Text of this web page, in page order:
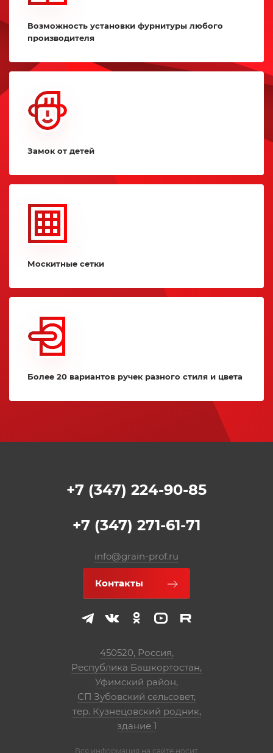
Возможность установки фурнитуры любого
производителя
Замок от детей
Москитные сетки
Более 20 вариантов ручек разного стиля и цвета
+7 (347) 224-90-85
+7 (347) 271-61-71
info@grain-prof.ru
Контакты
450520, Россия,
Республика Башкортостан,
Уфимский район,
СП Зубовский сельсовет,
тер. Кузнецовский родник,
здание 1